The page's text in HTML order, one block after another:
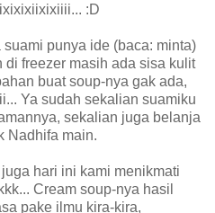
:D
punya ide (baca: minta)
freezer masih ada sisa kulit
buat soup-nya gak ada,
Ya sudah sekalian suamiku
sekalian juga belanja
Nadhifa main.
hari ini kami menikmati
Cream soup-nya hasil
pake ilmu kira-kira,